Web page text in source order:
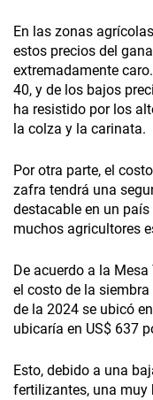
En las zonas
estos precios del
extremadamente
40, y de los bajos
ha resistido por los
la colza y la carinata.
Por otra parte, el
zafra tendrá una
destacable en un
muchos agricultores
De acuerdo a la
el costo de la
de la 2024 se ubicó
ubicaría en US$ 637
Esto, debido a una
fertilizantes, una muy